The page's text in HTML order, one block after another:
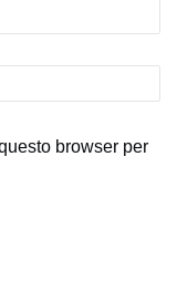
browser per